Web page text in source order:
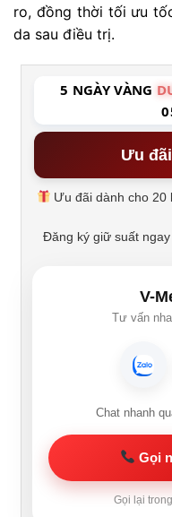
ro, đồng thời tối ưu
da sau điều trị.
5 NGÀY VÀNG
Ưu
Ưu đãi dành cho
Đăng ký giữ suất
V-
Tư vấn
Chat nhanh
Gọi
Gọi lại